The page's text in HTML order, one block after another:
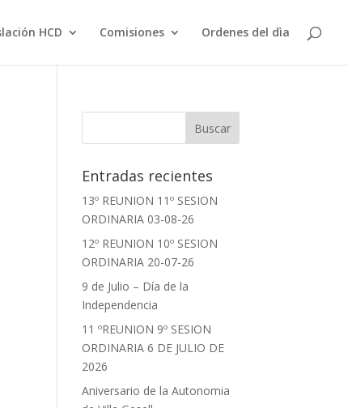
HCD Comisiones Ordenes del dìa
Entradas recientes
13º REUNION 11º SESION
ORDINARIA 03-08-26
12º REUNION 10º SESION
ORDINARIA 20-07-26
9 de Julio – Día de la
Independencia
11 ºREUNION 9º SESION
ORDINARIA 6 DE JULIO DE
2026
Aniversario de la Autonomia